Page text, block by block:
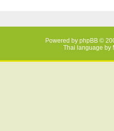
Powered by phpBB ©
Thai language by